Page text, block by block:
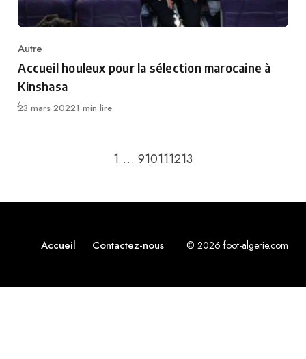
Category
Autre
Accueil houleux pour la sélection marocaine à
Kinshasa
Publié
23 mars 20221 min lire
Retour à la page précédente
1 … 910111213
Accueil Contactez-nous © 2026 foot-algerie.com